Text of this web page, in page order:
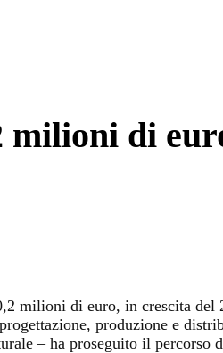
milioni di
milioni di euro, in crescita del
produzione e
– ha proseguito il percorso